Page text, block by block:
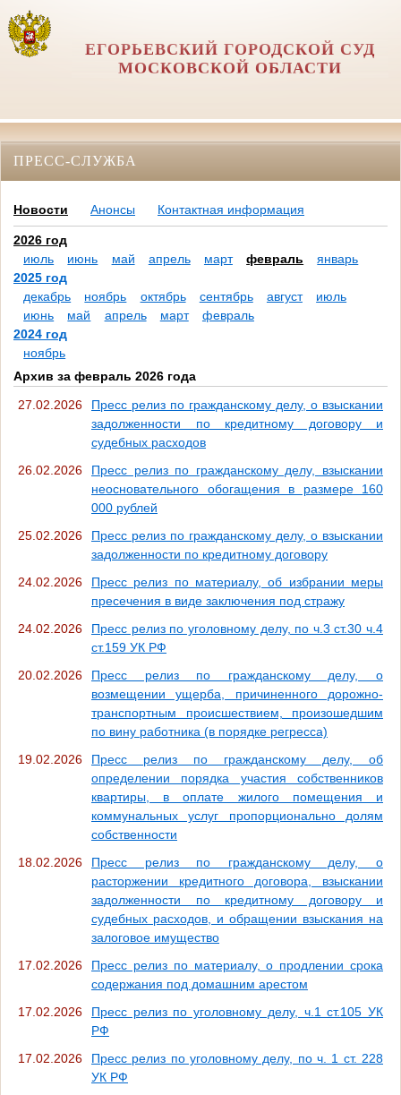
ЕГОРЬЕВСКИЙ ГОРОДСКОЙ СУД
МОСКОВСКОЙ ОБЛАСТИ
ПРЕСС-СЛУЖБА
Новости Анонсы Контактная информация
2026 год
июль
июнь май апрель март февраль
январь
2025 год
декабрь
ноябрь октябрь сентябрь август
июль
июнь
май апрель март
февраль
2024 год
ноябрь
Архив за февраль 2026 года
27.02.2026
Пресс релиз по гражданскому делу, о взыскании
задолженности по кредитному договору и
судебных расходов
26.02.2026
Пресс релиз по гражданскому делу, взыскании
неосновательного обогащения в размере 160
000 рублей
25.02.2026
Пресс релиз по гражданскому делу, о взыскании
задолженности по кредитному договору
24.02.2026
Пресс релиз по материалу, об избрании меры
пресечения в виде заключения под стражу
24.02.2026
Пресс релиз по уголовному делу, по ч.3 ст.30 ч.4
ст.159 УК РФ
20.02.2026
Пресс релиз по гражданскому делу, о
возмещении ущерба, причиненного дорожно-
транспортным происшествием, произошедшим
по вину работника (в порядке регресса)
19.02.2026
Пресс релиз по гражданскому делу, об
определении порядка участия собственников
квартиры, в оплате жилого помещения и
коммунальных услуг пропорционально долям
собственности
18.02.2026
Пресс релиз по гражданскому делу, о
расторжении кредитного договора, взыскании
задолженности по кредитному договору и
судебных расходов, и обращении взыскания на
залоговое имущество
17.02.2026
Пресс релиз по материалу, о продлении срока
содержания под домашним арестом
17.02.2026
Пресс релиз по уголовному делу, ч.1 ст.105 УК
РФ
17.02.2026
Пресс релиз по уголовному делу, по ч. 1 ст. 228
УК РФ